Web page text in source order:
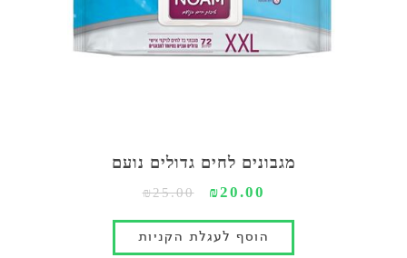
מגבונים לחים גדולים נועם
₪20.00
₪25.00